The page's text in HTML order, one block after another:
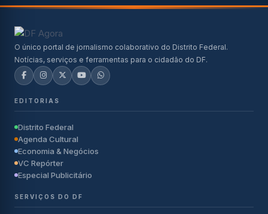
O único portal de jornalismo colaborativo do Distrito Federal.
Notícias, serviços e ferramentas para o cidadão do DF.
EDITORIAS
Distrito Federal
Agenda Cultural
Economia & Negócios
VC Repórter
Especial Publicitário
SERVIÇOS DO DF